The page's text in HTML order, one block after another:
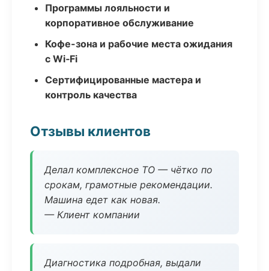
Программы лояльности и
корпоративное обслуживание
Кофе-зона и рабочие места ожидания
с Wi‑Fi
Сертифицированные мастера и
контроль качества
Отзывы клиентов
Делал комплексное ТО — чётко по
срокам, грамотные рекомендации.
Машина едет как новая.
— Клиент компании
Диагностика подробная, выдали